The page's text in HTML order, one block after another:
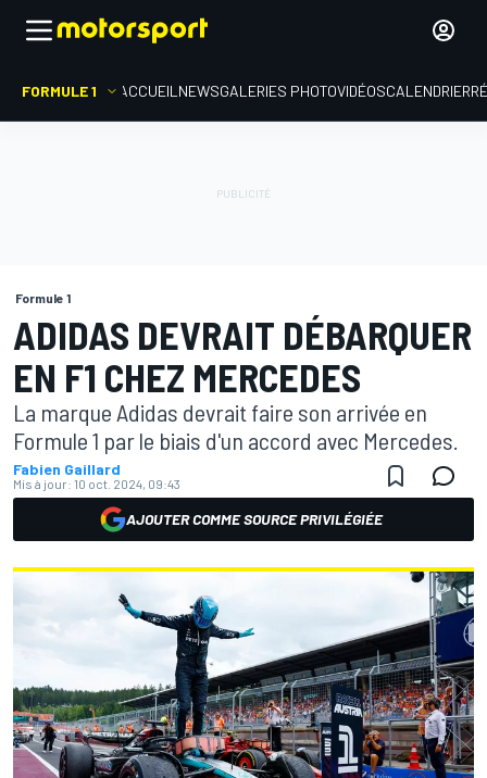
FORMULE 1 ACCUEIL NEWSGALERIES PHOTOVIDÉOSCALENDRIER
Formule 1
ADIDAS DEVRAIT DÉBARQUER
EN F1 CHEZ MERCEDES
La marque Adidas devrait faire son arrivée en
Formule 1 par le biais d'un accord avec Mercedes.
Fabien Gaillard
Mis à jour: 10 oct. 2024, 09:43
AJOUTER COMME SOURCE PRIVILÉGIÉE